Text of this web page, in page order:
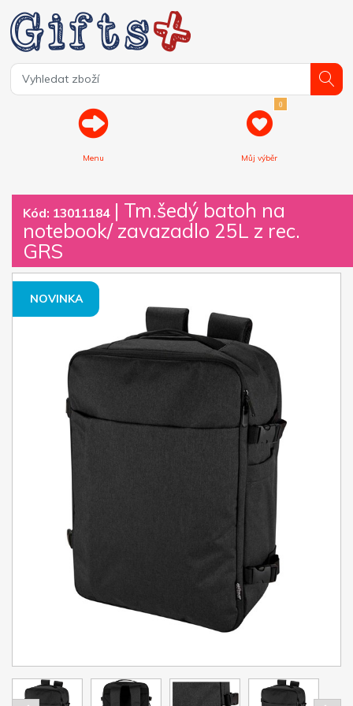
Menu
0
Můj výběr
Kód: 13011184| Tm.šedý batoh na
notebook/ zavazadlo 25L z rec.
GRS
NOVINKA